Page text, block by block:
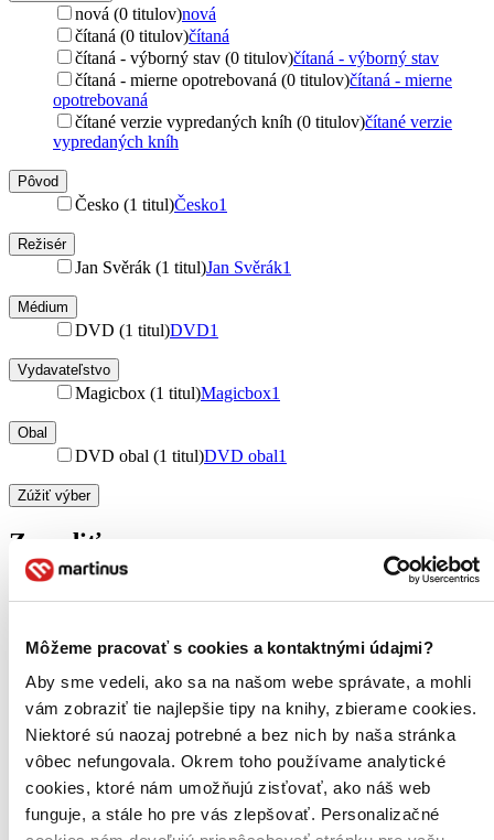
Môžeme pracovať s cookies a kontaktnými údajmi?
Aby sme vedeli, ako sa na našom webe správate, a mohli
vám zobraziť tie najlepšie tipy na knihy, zbierame cookies.
Niektoré sú naozaj potrebné a bez nich by naša stránka
vôbec nefungovala. Okrem toho používame analytické
cookies, ktoré nám umožňujú zisťovať, ako náš web
funguje, a stále ho pre vás zlepšovať. Personalizačné
nová (0 titulov)nová
čítaná (0 titulov)čítaná
čítaná - výborný stav (0 titulov)čítaná - výborný stav
čítaná - mierne opotrebovaná (0 titulov)čítaná - mierne
opotrebovaná
čítané verzie vypredaných kníh (0 titulov)čítané verzie
vypredaných kníh
Pôvod
Česko (1 titul)Česko1
Režisér
Jan Svěrák (1 titul)Jan Svěrák1
Médium
DVD (1 titul)DVD1
Vydavateľstvo
Magicbox (1 titul)Magicbox1
Obal
DVD obal (1 titul)DVD obal1
Zúžiť výber
Zoradiť
Bestsellery
Novinky
Najdrahšie
Najlacnejšie
Najvyššia zľava
Zrušiť filtre